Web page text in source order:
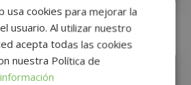
usa cookies para mejorar la
usuario. Al utilizar nuestro
acepta todas las cookies
nuestra Política de